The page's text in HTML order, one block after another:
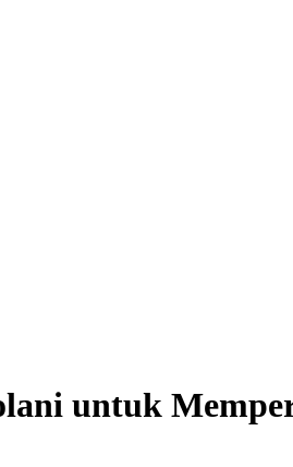
untuk